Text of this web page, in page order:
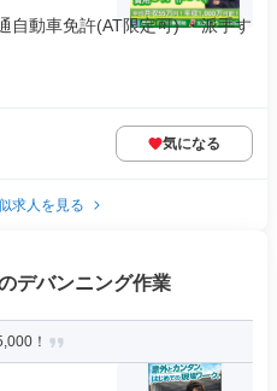
自動車免許(AT限定可) ・派手す
気になる
求人を見る
デバンニング作業
！